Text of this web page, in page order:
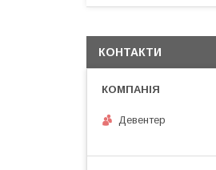
КОНТАКТИ
Девентер